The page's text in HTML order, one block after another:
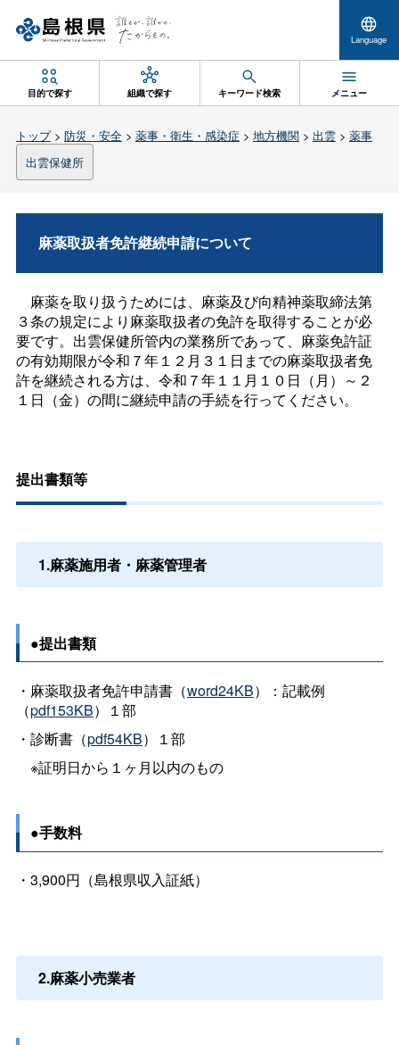
Language
目的で探す 組織で探す キーワード検索 メニュー
トップ> 防災・安全> 薬事・衛生・感染症 > 地方機関> 出雲> 薬事
出雲保健所
麻薬取扱者免許継続申請について
麻薬を取り扱うためには、麻薬及び向精神薬取締法第
３条の規定により麻薬取扱者の免許を取得することが必
要です。出雲保健所管内の業務所であって、麻薬免許証
の有効期限が令和７年１２月３１日までの麻薬取扱者免
許を継続される方は、令和７年１１月１０日（月）～２
１日（金）の間に継続申請の手続を行ってください。
提出書類等
1.麻薬施用者・麻薬管理者
●提出書類
・麻薬取扱者免許申請書（word24KB）：記載例
（pdf153KB）１部
・診断書（pdf54KB）１部
※証明日から１ヶ月以内のもの
●手数料
・3,900円（島根県収入証紙）
2.麻薬小売業者